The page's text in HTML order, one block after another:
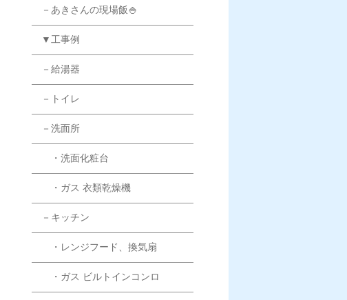
－あきさんの現場飯🍚
▼工事例
－給湯器
－トイレ
－洗面所
・洗面化粧台
・ガス 衣類乾燥機
－キッチン
・レンジフード、換気扇
・ガス ビルトインコンロ